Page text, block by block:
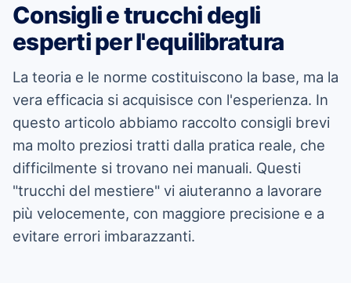
Consigli e trucchi degli
esperti per l'equilibratura
La teoria e le norme costituiscono la base, ma la
vera efficacia si acquisisce con l'esperienza. In
questo articolo abbiamo raccolto consigli brevi
ma molto preziosi tratti dalla pratica reale, che
difficilmente si trovano nei manuali. Questi
"trucchi del mestiere" vi aiuteranno a lavorare
più velocemente, con maggiore precisione e a
evitare errori imbarazzanti.